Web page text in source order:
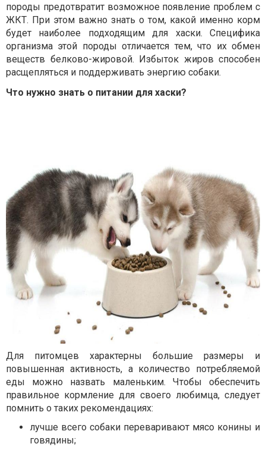
породы предотвратит возможное появление проблем с
ЖКТ. При этом важно знать о том, какой именно корм
будет наиболее подходящим для хаски. Специфика
организма этой породы отличается тем, что их обмен
веществ белково-жировой. Избыток жиров способен
расщепляться и поддерживать энергию собаки.
Что нужно знать о питании для хаски?
Для питомцев характерны большие размеры и
повышенная активность, а количество потребляемой
еды можно назвать маленьким. Чтобы обеспечить
правильное кормление для своего любимца, следует
помнить о таких рекомендациях:
лучше всего собаки переваривают мясо конины и
говядины;